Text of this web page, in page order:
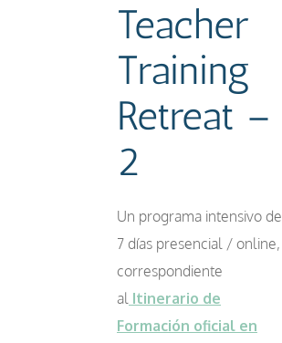
Teacher
Training
Retreat –
2
Un programa intensivo de
7 días presencial / online,
correspondiente
al Itinerario de
Formación oficial en